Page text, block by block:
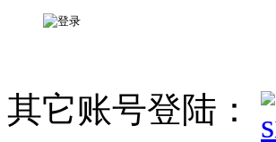
其它账号登陆：